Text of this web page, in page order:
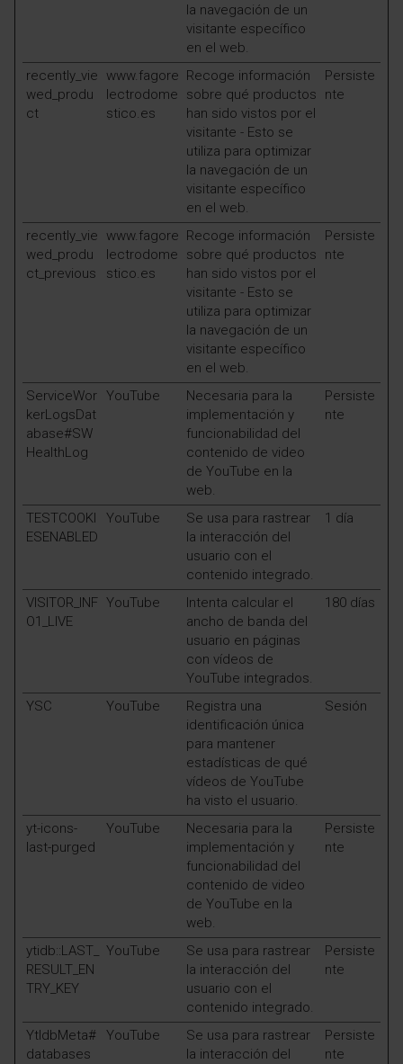
la navegación de un
visitante específico
en el web.
recently_vie
wed_produ
ct
www.fagore
lectrodome
stico.es
Recoge información
sobre qué productos
han sido vistos por el
visitante - Esto se
utiliza para optimizar
la navegación de un
visitante específico
en el web.
Persiste
nte
recently_vie
wed_produ
ct_previous
www.fagore
lectrodome
stico.es
Recoge información
sobre qué productos
han sido vistos por el
visitante - Esto se
utiliza para optimizar
la navegación de un
visitante específico
en el web.
Persiste
nte
ServiceWor
kerLogsDat
abase#SW
HealthLog
YouTube
Necesaria para la
implementación y
funcionabilidad del
contenido de video
de YouTube en la
web.
Persiste
nte
TESTCOOKI
ESENABLED
YouTube
Se usa para rastrear
la interacción del
usuario con el
contenido integrado.
1 día
VISITOR_INF
O1_LIVE
YouTube
Intenta calcular el
ancho de banda del
usuario en páginas
con vídeos de
YouTube integrados.
180 días
YSC YouTube
Registra una
identificación única
para mantener
estadísticas de qué
vídeos de YouTube
ha visto el usuario.
Sesión
yt-icons-
last-purged
YouTube
Necesaria para la
implementación y
funcionabilidad del
contenido de video
de YouTube en la
web.
Persiste
nte
ytidb::LAST_
RESULT_EN
TRY_KEY
YouTube
Se usa para rastrear
la interacción del
usuario con el
contenido integrado.
Persiste
nte
YtIdbMeta#
databases
YouTube
Se usa para rastrear
la interacción del
Persiste
nte